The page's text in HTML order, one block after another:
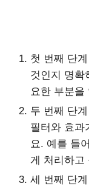
첫 번째 단
것인지 명확
요한 부분을
두 번째 단
필터와 효과
요. 예를 들
게 처리하고
세 번째 단